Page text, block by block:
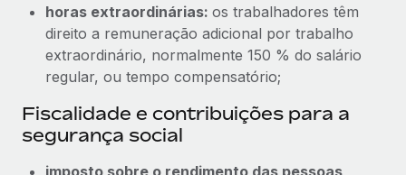
horas extraordinárias: os trabalhadores têm
direito a remuneração adicional por trabalho
extraordinário, normalmente 150 % do salário
regular, ou tempo compensatório;
Fiscalidade e contribuições para a
segurança social
imposto sobre o rendimento das pessoas